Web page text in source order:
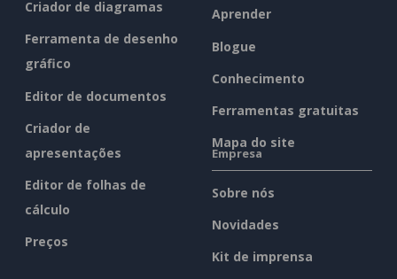
Criador de diagramas
Ferramenta de desenho
gráfico
Editor de documentos
Criador de
apresentações
Editor de folhas de
cálculo
Preços
Aprender
Blogue
Conhecimento
Ferramentas gratuitas
Mapa do site
Empresa
Sobre nós
Novidades
Kit de imprensa